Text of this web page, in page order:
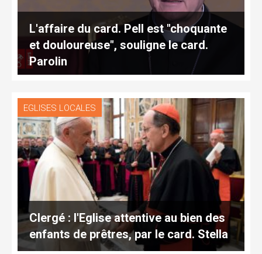
L'affaire du card. Pell est "choquante
et douloureuse", souligne le card.
Parolin
EGLISES LOCALES
Clergé : l'Eglise attentive au bien des
enfants de prêtres, par le card. Stella